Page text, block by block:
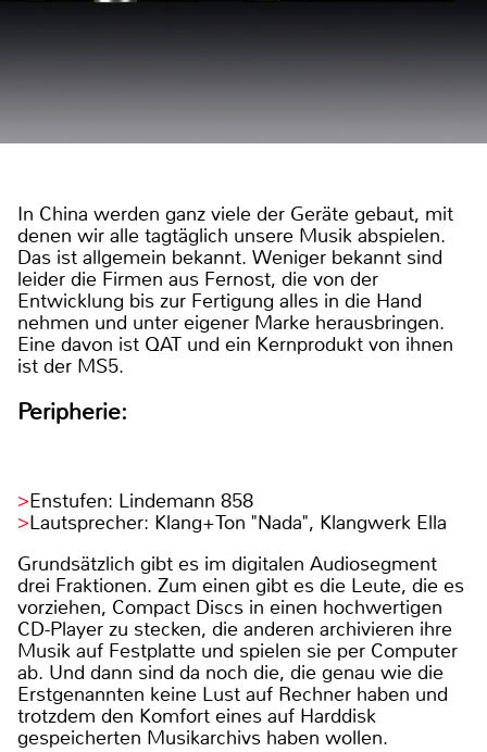
In China werden ganz viele der Geräte gebaut, mit
denen wir alle tagtäglich unsere Musik abspielen.
Das ist allgemein bekannt. Weniger bekannt sind
leider die Firmen aus Fernost, die von der
Entwicklung bis zur Fertigung alles in die Hand
nehmen und unter eigener Marke herausbringen.
Eine davon ist QAT und ein Kernprodukt von ihnen
ist der MS5.
Peripherie:
Enstufen: Lindemann 858
Lautsprecher: Klang+Ton "Nada", Klangwerk Ella
Grundsätzlich gibt es im digitalen Audiosegment
drei Fraktionen. Zum einen gibt es die Leute, die es
vorziehen, Compact Discs in einen hochwertigen
CD-Player zu stecken, die anderen archivieren ihre
Musik auf Festplatte und spielen sie per Computer
ab. Und dann sind da noch die, die genau wie die
Erstgenannten keine Lust auf Rechner haben und
trotzdem den Komfort eines auf Harddisk
gespeicherten Musikarchivs haben wollen.